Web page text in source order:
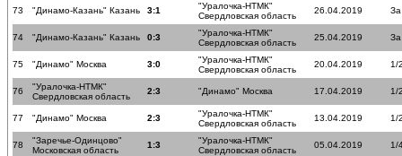
73 "Динамо-Казань" Казань 3:1
"Уралочка-НТМК"
Свердловская область
26.04.2019
74 "Динамо-Казань" Казань 0:3
"Уралочка-НТМК"
Свердловская область
25.04.2019
75 "Динамо" Москва 3:0
"Уралочка-НТМК"
Свердловская область
20.04.2019 1/
76
"Уралочка-НТМК"
Свердловская область
2:3 "Динамо" Москва 17.04.2019 1/
77 "Динамо" Москва 2:3
"Уралочка-НТМК"
Свердловская область
13.04.2019 1/
78
"Заречье-Одинцово"
Московская область
1:3
"Уралочка-НТМК"
Свердловская область
05.04.2019 1/